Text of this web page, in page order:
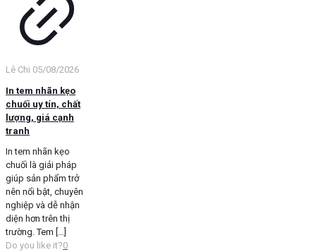
Lê Chi 05/08/2026
In tem nhãn kẹo
chuối uy tín, chất
lượng, giá cạnh
tranh
In tem nhãn kẹo
chuối là giải pháp
giúp sản phẩm trở
nên nổi bật, chuyên
nghiệp và dễ nhận
diện hơn trên thị
trường. Tem […]
Do you like it?0